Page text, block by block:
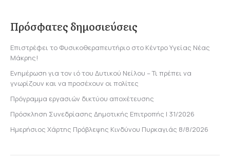
Πρόσφατες δημοσιεύσεις
Επιστρέφει το Φυσικοθεραπευτήριο στο Κέντρο Υγείας Νέας
Μάκρης!
Ενημέρωση για τον ιό του Δυτικού Νείλου – Τι πρέπει να
γνωρίζουν και να προσέχουν οι πολίτες
Πρόγραμμα εργασιών δικτύου αποχέτευσης
Πρόσκληση Συνεδρίασης Δημοτικής Επιτροπής | 31/2026
Ημερήσιος Χάρτης Πρόβλεψης Κινδύνου Πυρκαγιάς 8/8/2026